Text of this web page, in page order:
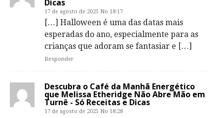
Dicas
17 de agosto de 2025 No 18:17
[…] Halloween é uma das datas mais
esperadas do ano, especialmente para as
crianças que adoram se fantasiar e […]
Responder
Descubra o Café da Manhã Energético
que Melissa Etheridge Não Abre Mão em
Turnê - Só Receitas e Dicas
17 de agosto de 2025 No 18:28